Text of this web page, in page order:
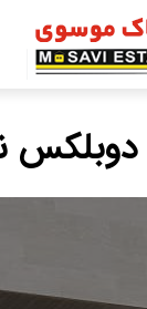
دوبلکس